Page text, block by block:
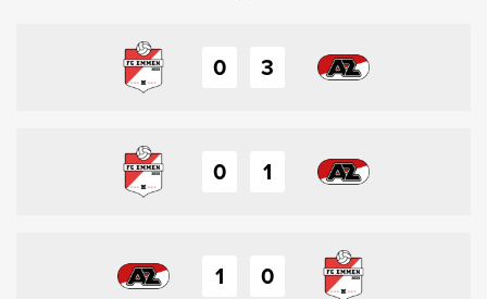
0 3
0 1
1 0